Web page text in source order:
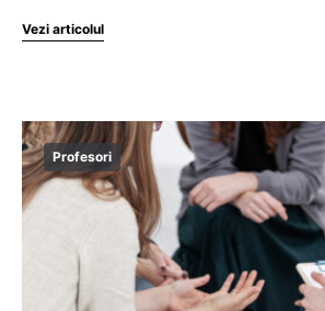
Vezi articolul
Profesori